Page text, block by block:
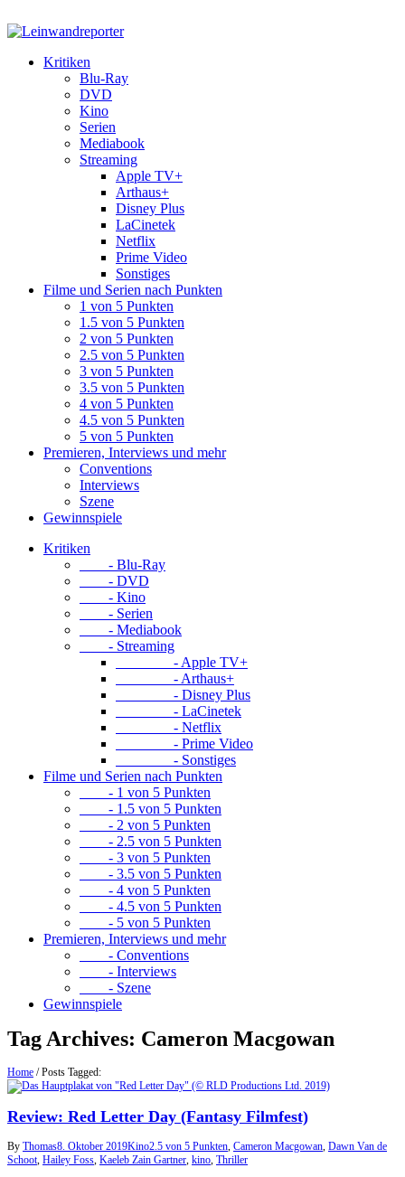
Kritiken
Blu-Ray
DVD
Kino
Serien
Mediabook
Streaming
Apple TV+
Arthaus+
Disney Plus
LaCinetek
Netflix
Prime Video
Sonstiges
Filme und Serien nach Punkten
1 von 5 Punkten
1.5 von 5 Punkten
2 von 5 Punkten
2.5 von 5 Punkten
3 von 5 Punkten
3.5 von 5 Punkten
4 von 5 Punkten
4.5 von 5 Punkten
5 von 5 Punkten
Premieren, Interviews und mehr
Conventions
Interviews
Szene
Gewinnspiele
Kritiken
- Blu-Ray
- DVD
- Kino
- Serien
- Mediabook
- Streaming
- Apple TV+
- Arthaus+
- Disney Plus
- LaCinetek
- Netflix
- Prime Video
- Sonstiges
Filme und Serien nach Punkten
- 1 von 5 Punkten
- 1.5 von 5 Punkten
- 2 von 5 Punkten
- 2.5 von 5 Punkten
- 3 von 5 Punkten
- 3.5 von 5 Punkten
- 4 von 5 Punkten
- 4.5 von 5 Punkten
- 5 von 5 Punkten
Premieren, Interviews und mehr
- Conventions
- Interviews
- Szene
Gewinnspiele
Tag Archives: Cameron Macgowan
Home /Posts Tagged:
Review: Red Letter Day (Fantasy Filmfest)
By Thomas8. Oktober 2019Kino2.5 von 5 Punkten, Cameron Macgowan, Dawn Van de
Schoot, Hailey Foss, Kaeleb Zain Gartner, kino, Thriller